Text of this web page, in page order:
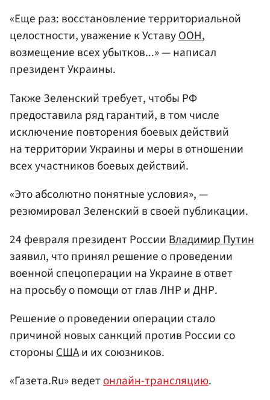
«Еще раз: восстановление территориальной
целостности, уважение к УставуООН,
возмещение всех убытков...» — написал
президент Украины.
Также Зеленский требует, чтобы РФ
предоставила ряд гарантий, в том числе
исключение повторения боевых действий
на территории Украины и меры в отношении
всех участников боевых действий.
«Это абсолютно понятные условия», —
резюмировал Зеленский в своей публикации.
24 февраля президент РоссииВладимир Путин
заявил, что принял решение о проведении
военной спецоперации на Украине в ответ
на просьбу о помощи от глав ЛНР и ДНР.
Решение о проведении операции стало
причиной новых санкций против России со
стороныСШАи их союзников.
«Газета.Ru» ведетонлайн-трансляцию.